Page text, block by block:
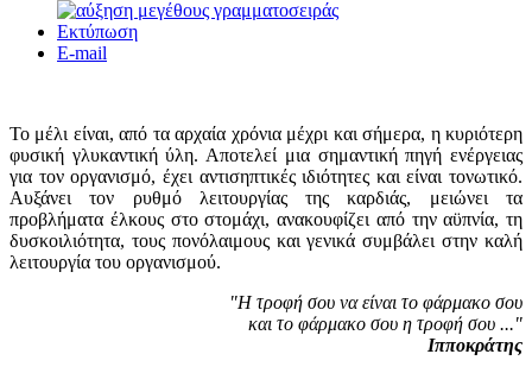
Εκτύπωση
E-mail
Το μέλι είναι, από τα αρχαία χρόνια μέχρι και σήμερα, η κυριότερη
φυσική γλυκαντική ύλη. Αποτελεί μια σημαντική πηγή ενέργειας
για τον οργανισμό, έχει αντισηπτικές ιδιότητες και είναι τονωτικό.
Αυξάνει τον ρυθμό λειτουργίας της καρδιάς, μειώνει τα
προβλήματα έλκους στο στομάχι, ανακουφίζει από την αϋπνία, τη
δυσκοιλιότητα, τους πονόλαιμους και γενικά συμβάλει στην καλή
λειτουργία του οργανισμού.
"Η τροφή σου να είναι το φάρμακο σου
και το φάρμακο σου η τροφή σου ..."
Ιπποκράτης